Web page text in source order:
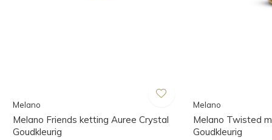
Melano
Melano Friends ketting Auree Crystal
Goudkleurig
Melano
Melano Twisted
Goudkleurig